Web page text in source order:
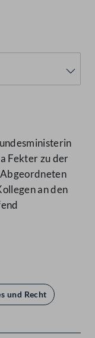
Fekter zu der
an den
und Recht